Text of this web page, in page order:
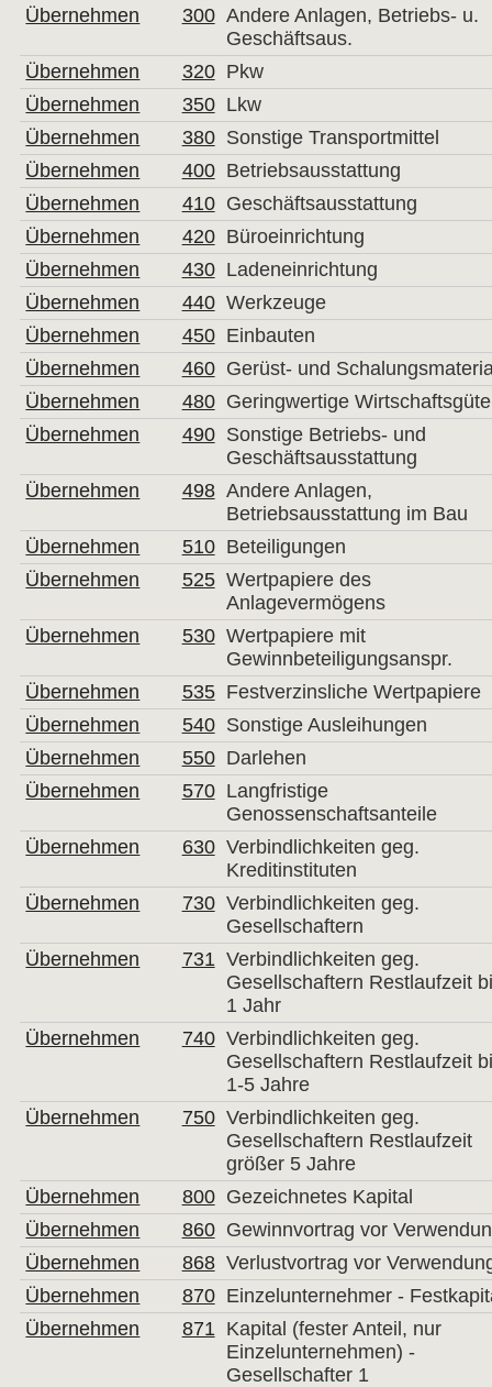
Übernehmen
300 Andere Anlagen, Betriebs- u.
Geschäftsaus.
Übernehmen
320 Pkw
Übernehmen
350 Lkw
Übernehmen
380 Sonstige Transportmittel
Übernehmen
400 Betriebsausstattung
Übernehmen
410 Geschäftsausstattung
Übernehmen
420 Büroeinrichtung
Übernehmen
430 Ladeneinrichtung
Übernehmen
440 Werkzeuge
Übernehmen
450 Einbauten
Übernehmen
460 Gerüst- und
Übernehmen
480 Geringwertige
Übernehmen
490 Sonstige Betriebs- und
Geschäftsausstattung
Übernehmen
498 Andere Anlagen,
Betriebsausstattung im Bau
Übernehmen
510 Beteiligungen
Übernehmen
525 Wertpapiere des
Anlagevermögens
Übernehmen
530 Wertpapiere mit
Gewinnbeteiligungsanspr.
Übernehmen
535 Festverzinsliche Wertpapiere
Übernehmen
540 Sonstige Ausleihungen
Übernehmen
550 Darlehen
Übernehmen
570 Langfristige
Genossenschaftsanteile
Übernehmen
630 Verbindlichkeiten geg.
Kreditinstituten
Übernehmen
730 Verbindlichkeiten geg.
Gesellschaftern
Übernehmen
731 Verbindlichkeiten geg.
Gesellschaftern Restlaufzeit
1 Jahr
Übernehmen
740 Verbindlichkeiten geg.
Gesellschaftern Restlaufzeit
1-5 Jahre
Übernehmen
750 Verbindlichkeiten geg.
Gesellschaftern Restlaufzeit
größer 5 Jahre
Übernehmen
800 Gezeichnetes Kapital
Übernehmen
860 Gewinnvortrag vor
Übernehmen
868 Verlustvortrag vor
Übernehmen
870 Einzelunternehmer -
Übernehmen
871 Kapital (fester Anteil, nur
Einzelunternehmen) -
Gesellschafter 1